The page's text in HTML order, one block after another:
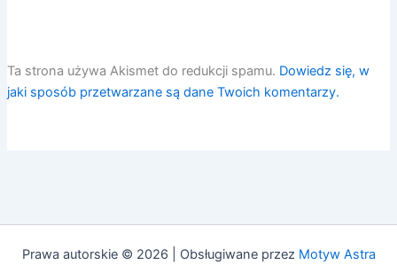
Ta strona używa Akismet do redukcji spamu. Dowiedz się, w
jaki sposób przetwarzane są dane Twoich komentarzy.
Prawa autorskie © 2026 | Obsługiwane przez Motyw Astra